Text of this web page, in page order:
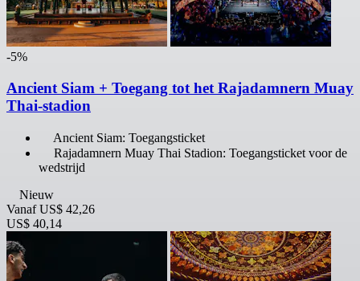
-5%
Ancient Siam + Toegang tot het Rajadamnern Muay
Thai-stadion
Ancient Siam: Toegangsticket
Rajadamnern Muay Thai Stadion: Toegangsticket voor de
wedstrijd
Nieuw
Vanaf US$ 42,26
US$ 40,14